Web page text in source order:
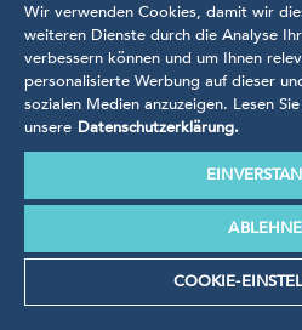
Mauritia Mack by Leonardo
in den
Sortieren nach:
Wir verwenden Cookies, damit wir
weiteren Dienste durch die Analyse
verbessern können und um Ihnen
personalisierte Werbung auf dieser
sozialen Medien anzuzeigen. Lesen
unsere Datenschutzerklärung.
COOKIE-